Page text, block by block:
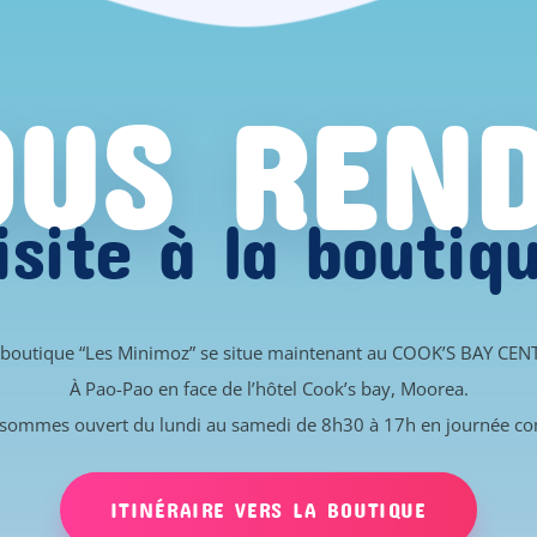
à la
“Les Minimoz” se situe maintenant au COOK’S BAY
À Pao-Pao en face de l’hôtel Cook’s bay, Moorea.
ouvert du lundi au samedi de 8h30 à 17h en journée
ITINÉRAIRE VERS LA BOUTIQUE